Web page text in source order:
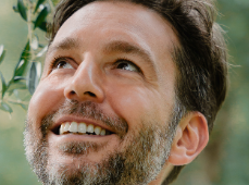
découverte design de
le genre de bibelot
mais la porcelaine
bien comprendre le